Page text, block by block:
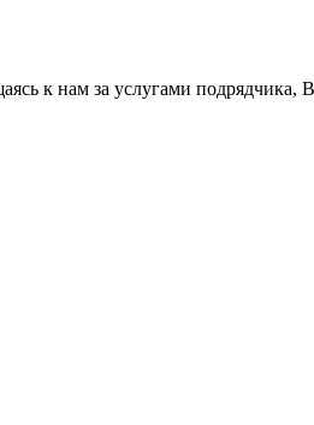
к нам за услугами подрядчика,